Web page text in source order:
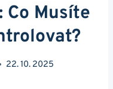
Co Musíte
22. 10. 2025